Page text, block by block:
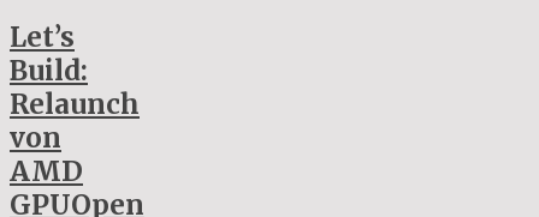
Let’s
Build:
Relaunch
von
AMD
GPUOpen